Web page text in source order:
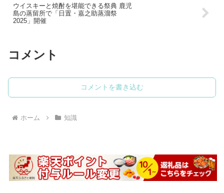
ウイスキーと焼酎を堪能できる祭典 鹿児
島の蒸留所で「日置・嘉之助蒸溜祭
2025」開催
コメント
コメントを書き込む
ホーム 知識